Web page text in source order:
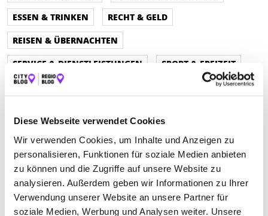
Diese Webseite verwendet Cookies
Wir verwenden Cookies, um Inhalte und Anzeigen zu
personalisieren, Funktionen für soziale Medien anbieten
zu können und die Zugriffe auf unsere Website zu
analysieren. Außerdem geben wir Informationen zu Ihrer
Verwendung unserer Website an unsere Partner für
soziale Medien, Werbung und Analysen weiter. Unsere
ESSEN & TRINKEN
RECHT & GELD
REISEN & ÜBERNACHTEN
SERVICE & DIENSTLEISTUNGEN
SPORT & FREIZEIT